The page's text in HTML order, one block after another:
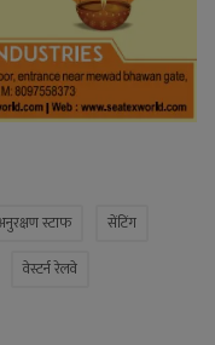
स्टाफ
सेंटिंग
वेस्टर्न रेलवे